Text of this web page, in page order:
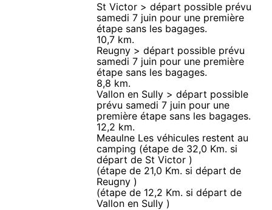
St Victor > départ possible prévu
samedi 7 juin pour une première
étape sans les bagages.
10,7 km.
Reugny > départ possible prévu
samedi 7 juin pour une première
étape sans les bagages.
8,8 km.
Vallon en Sully > départ possible
prévu samedi 7 juin pour une
première étape sans les bagages.
12,2 km.
Meaulne Les véhicules restent au
camping (étape de 32,0 Km. si
départ de St Victor )
(étape de 21,0 Km. si départ de
Reugny )
(étape de 12,2 Km. si départ de
Vallon en Sully )